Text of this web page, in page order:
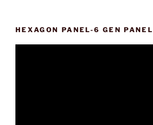
HEXAGON PANEL-6 GEN PANEL